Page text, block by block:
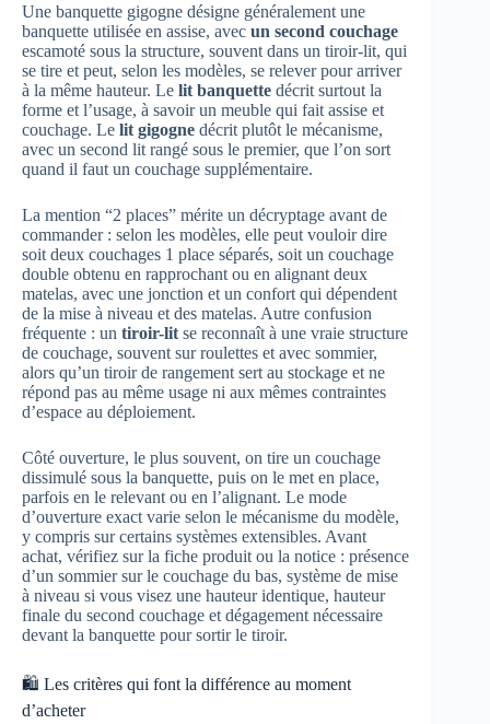
Une banquette gigogne désigne généralement une
banquette utilisée en assise, avec un second couchage
escamoté sous la structure, souvent dans un tiroir-lit, qui
se tire et peut, selon les modèles, se relever pour arriver
à la même hauteur. Le lit banquette décrit surtout la
forme et l’usage, à savoir un meuble qui fait assise et
couchage. Le lit gigogne décrit plutôt le mécanisme,
avec un second lit rangé sous le premier, que l’on sort
quand il faut un couchage supplémentaire.
La mention “2 places” mérite un décryptage avant de
commander : selon les modèles, elle peut vouloir dire
soit deux couchages 1 place séparés, soit un couchage
double obtenu en rapprochant ou en alignant deux
matelas, avec une jonction et un confort qui dépendent
de la mise à niveau et des matelas. Autre confusion
fréquente : un tiroir-lit se reconnaît à une vraie structure
de couchage, souvent sur roulettes et avec sommier,
alors qu’un tiroir de rangement sert au stockage et ne
répond pas au même usage ni aux mêmes contraintes
d’espace au déploiement.
Côté ouverture, le plus souvent, on tire un couchage
dissimulé sous la banquette, puis on le met en place,
parfois en le relevant ou en l’alignant. Le mode
d’ouverture exact varie selon le mécanisme du modèle,
y compris sur certains systèmes extensibles. Avant
achat, vérifiez sur la fiche produit ou la notice : présence
d’un sommier sur le couchage du bas, système de mise
à niveau si vous visez une hauteur identique, hauteur
finale du second couchage et dégagement nécessaire
devant la banquette pour sortir le tiroir.
🛍️ Les critères qui font la différence au moment
d’acheter